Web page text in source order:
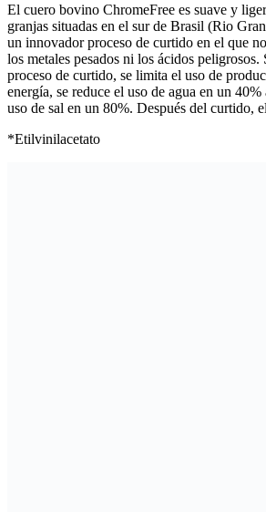
El cuero bovino ChromeFree es suave y
granjas situadas en el sur de Brasil (Rio
un innovador proceso de curtido en el que
los metales pesados ni los ácidos
proceso de curtido, se limita el uso de
energía, se reduce el uso de agua en un
uso de sal en un 80%. Después del curtido,
*Etilvinilacetato